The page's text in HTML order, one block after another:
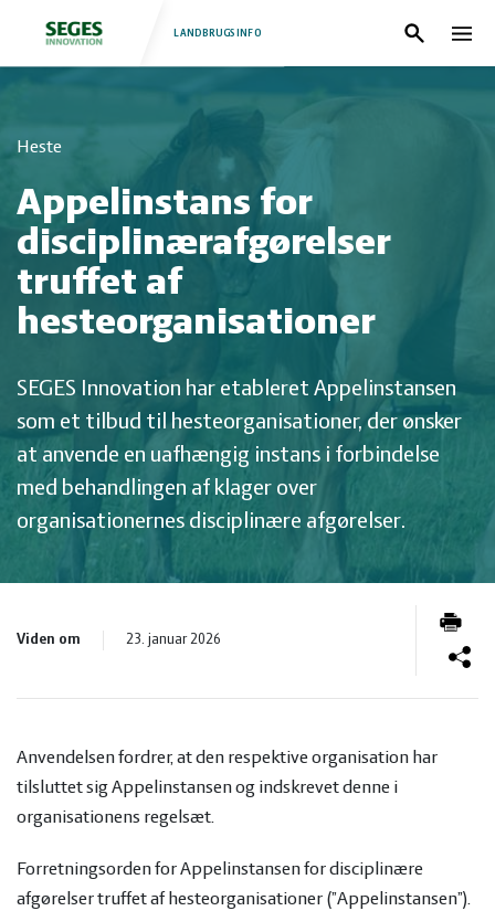
Fjerkræ
Grise
Jura
Kvæg
Natur
vandmiljø
Planter
Økologi
Økonomi
og
ledelse
Øvrige
dyr
Heste
Jura
Natur
og
Planter
Økonomi
og
ledelse
Øvrige
dyr
LANDBRUGSINFO Søg
Heste
Appelinstans for
disciplinærafgørelser
truffet af
hesteorganisationer
SEGES Innovation har etableret Appelinstansen
som et tilbud til hesteorganisationer, der ønsker
at anvende en uafhængig instans i forbindelse
med behandlingen af klager over
organisationernes disciplinære afgørelser.
Viden om 23. januar 2026
Anvendelsen fordrer, at den respektive organisation har
tilsluttet sig Appelinstansen og indskrevet denne i
organisationens regelsæt.
Forretningsorden for Appelinstansen for disciplinære
afgørelser truffet af hesteorganisationer (”Appelinstansen”).